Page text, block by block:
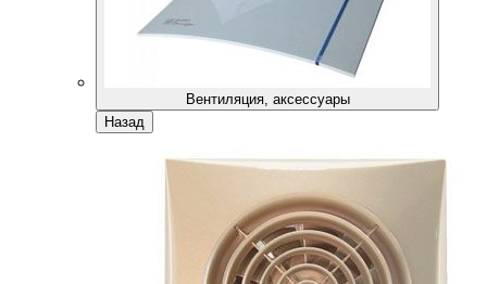
Вентиляция, аксессуары
Назад